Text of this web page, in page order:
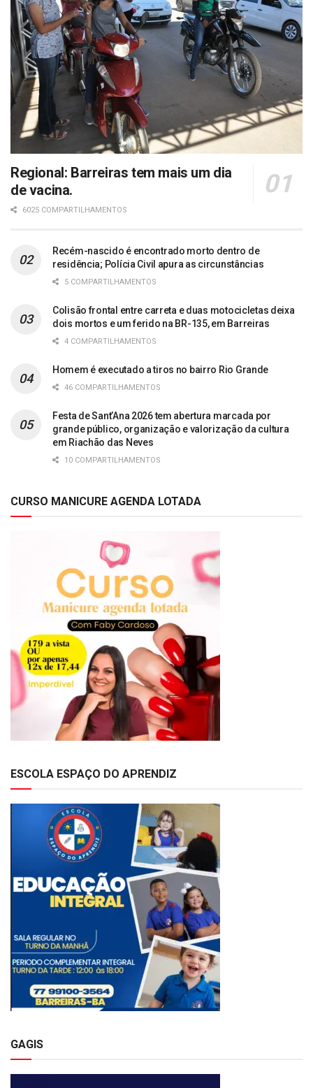
Regional: Barreiras tem mais um dia
de vacina.
6025 COMPARTILHAMENTOS
Recém-nascido é encontrado morto dentro de
residência; Polícia Civil apura as circunstâncias
5 COMPARTILHAMENTOS
Colisão frontal entre carreta e duas motocicletas deixa
dois mortos e um ferido na BR-135, em Barreiras
4 COMPARTILHAMENTOS
Homem é executado a tiros no bairro Rio Grande
46 COMPARTILHAMENTOS
Festa de Sant’Ana 2026 tem abertura marcada por
grande público, organização e valorização da cultura
em Riachão das Neves
10 COMPARTILHAMENTOS
CURSO MANICURE AGENDA LOTADA
ESCOLA ESPAÇO DO APRENDIZ
GAGIS